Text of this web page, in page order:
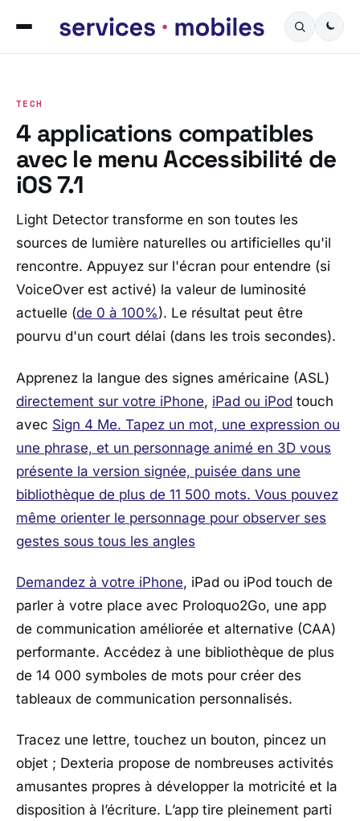
TECH
4 applications compatibles
avec le menu Accessibilité de
iOS 7.1
Light Detector transforme en son toutes les
sources de lumière naturelles ou artificielles qu'il
rencontre. Appuyez sur l'écran pour entendre (si
VoiceOver est activé) la valeur de luminosité
actuelle (de 0 à 100%). Le résultat peut être
pourvu d'un court délai (dans les trois secondes).
Apprenez la langue des signes américaine (ASL)
directement sur votre iPhone, iPad ou iPod touch
avec Sign 4 Me. Tapez un mot, une expression ou
une phrase, et un personnage animé en 3D vous
présente la version signée, puisée dans une
bibliothèque de plus de 11 500 mots. Vous pouvez
même orienter le personnage pour observer ses
gestes sous tous les angles
Demandez à votre iPhone, iPad ou iPod touch de
parler à votre place avec Proloquo2Go, une app
de communication améliorée et alternative (CAA)
performante. Accédez à une bibliothèque de plus
de 14 000 symboles de mots pour créer des
tableaux de communication personnalisés.
Tracez une lettre, touchez un bouton, pincez un
objet ; Dexteria propose de nombreuses activités
amusantes propres à développer la motricité et la
disposition à l’écriture. L’app tire pleinement parti